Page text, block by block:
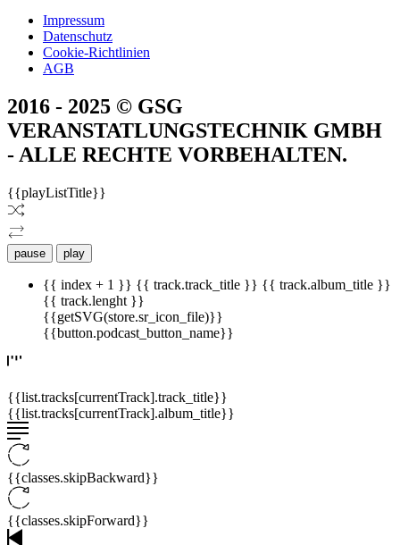
Impressum
Datenschutz
Cookie-Richtlinien
AGB
2016 - 2025 © GSG
VERANSTATLUNGSTECHNIK GMBH
- ALLE RECHTE VORBEHALTEN.
{{playListTitle}}
pause play
{{ index + 1 }} {{ track.track_title }} {{ track.album_title }}
{{ track.lenght }}
{{getSVG(store.sr_icon_file)}}
{{button.podcast_button_name}}
{{list.tracks[currentTrack].track_title}}
{{list.tracks[currentTrack].album_title}}
{{classes.skipBackward}}
{{classes.skipForward}}